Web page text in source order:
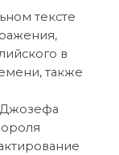
тексте
в
также
Джозефа